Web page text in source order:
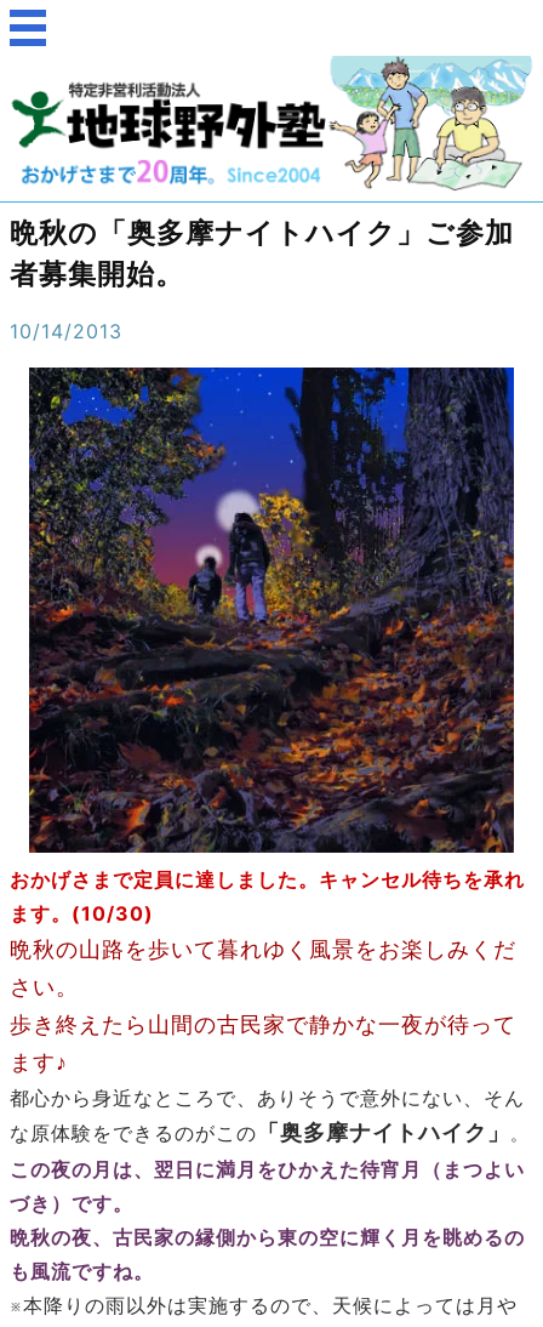
晩秋の「奥多摩ナイトハイク」ご参加
者募集開始。
10/14/2013
おかげさまで定員に達しました。キャンセル待ちを承れ
ます。(10/30)
晩秋の山路を歩いて暮れゆく風景をお楽しみくだ
さい。
歩き終えたら山間の古民家で静かな一夜が待って
ます♪
都心から身近なところで、ありそうで意外にない、そん
な原体験をできるのがこの 「奥多摩ナイトハイク」 。
この夜の月は、翌日に満月をひかえた待宵月（まつよい
づき）です。
晩秋の夜、古民家の縁側から東の空に輝く月を眺めるの
も風流ですね。
※本降りの雨以外は実施するので、天候によっては月や